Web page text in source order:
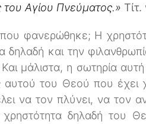
του Αγίου Πνεύματος.»
που φανερώθηκε; Η
δηλαδή και την
μάλιστα, η σωτηρία
αυτού του Θεού που έχει
να τον πλύνει, να τον
δηλαδή του